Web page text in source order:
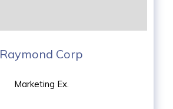
Raymond Corp
Marketing Ex.